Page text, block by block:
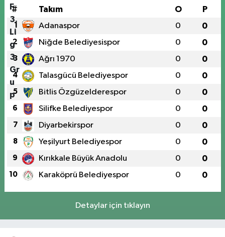
# Takım O P
1 Adanaspor 0 0
2 Niğde Belediyesispor 0 0
3 Ağrı 1970 0 0
4 Talasgücü Belediyespor 0 0
5 Bitlis Özgüzelderespor 0 0
6 Silifke Belediyespor 0 0
7 Diyarbekirspor 0 0
8 Yeşilyurt Belediyespor 0 0
9 Kırıkkale Büyük Anadolu 0 0
10 Karaköprü Belediyespor 0 0
Detaylar için tıklayın